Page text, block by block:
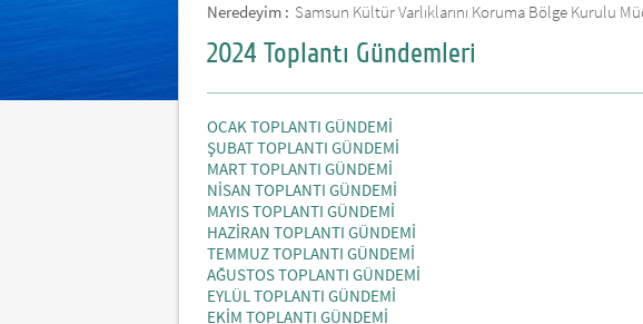
Neredeyim : Samsun Kültür Varlıklarını Koruma Bölge Kurulu
2024 Toplantı Gündemleri
OCAK TOPLANTI GÜNDEMİ
ŞUBAT TOPLANTI GÜNDEMİ
MART TOPLANTI GÜNDEMİ
NİSAN TOPLANTI GÜNDEMİ
MAYIS TOPLANTI GÜNDEMİ
HAZİRAN TOPLANTI GÜNDEMİ
TEMMUZ TOPLANTI GÜNDEMİ
AĞUSTOS TOPLANTI GÜNDEMİ
EYLÜL TOPLANTI GÜNDEMİ
EKİM TOPLANTI GÜNDEMİ